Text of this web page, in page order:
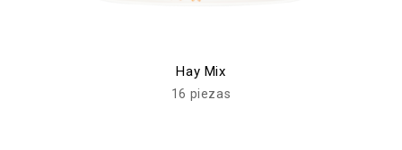
Hay Mix
16 piezas